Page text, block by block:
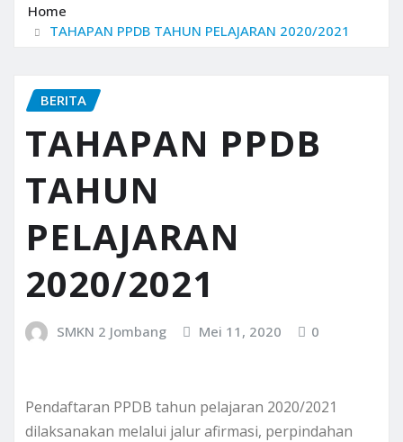
Home
TAHAPAN PPDB TAHUN PELAJARAN 2020/2021
BERITA
TAHAPAN PPDB
TAHUN
PELAJARAN
2020/2021
SMKN 2 Jombang Mei 11, 2020 0
Pendaftaran PPDB tahun pelajaran 2020/2021
dilaksanakan melalui jalur afirmasi, perpindahan